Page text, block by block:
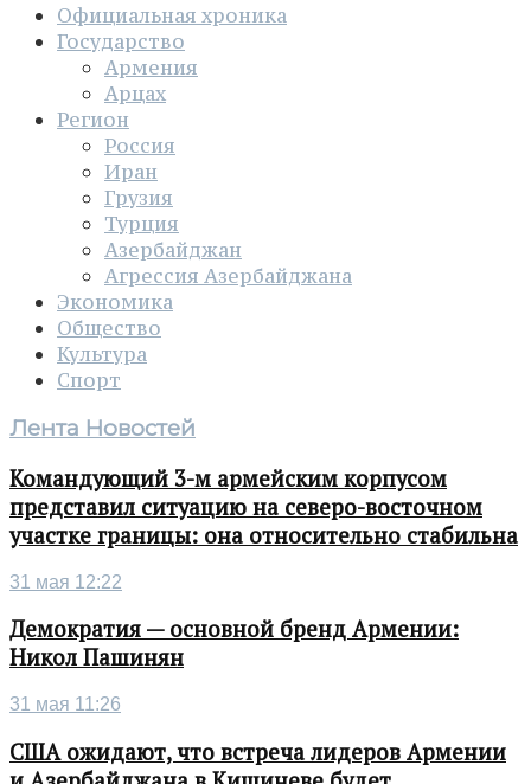
Официальная хроника
Государство
Армения
Арцах
Регион
Россия
Иран
Грузия
Турция
Азербайджан
Агрессия Азербайджана
Экономика
Общество
Культура
Спорт
Лента Новостей
Командующий 3-м армейским корпусом
представил ситуацию на северо-восточном
участке границы: она относительно стабильна
31 мая 12:22
Демократия — основной бренд Армении:
Никол Пашинян
31 мая 11:26
США ожидают, что встреча лидеров Армении